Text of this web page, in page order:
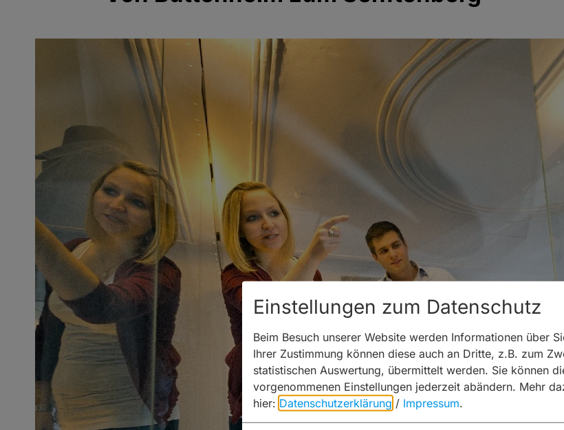
Einstellungen zum Datenschutz
Beim Besuch unserer Website werden Informationen über
Ihrer Zustimmung können diese auch an Dritte, z.B. zum
statistischen Auswertung, übermittelt werden. Sie können
vorgenommenen Einstellungen jederzeit abändern. Mehr
hier: Datenschutzerklärung / Impressum.